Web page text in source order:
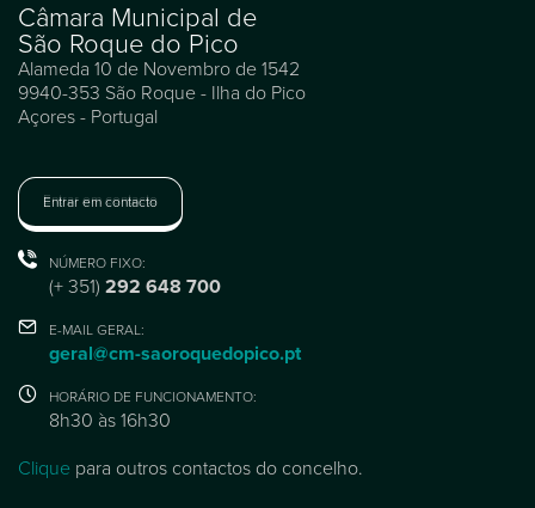
Câmara Municipal de
São Roque do Pico
Alameda 10 de Novembro de 1542
9940-353 São Roque - Ilha do Pico
Açores - Portugal
Entrar em contacto
NÚMERO FIXO:
(+ 351) 292 648 700
E-MAIL GERAL:
geral@cm-saoroquedopico.pt
HORÁRIO DE FUNCIONAMENTO:
8h30 às 16h30
Clique para outros contactos do concelho.